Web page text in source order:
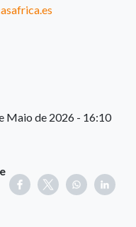
Maio de 2026 - 16:10